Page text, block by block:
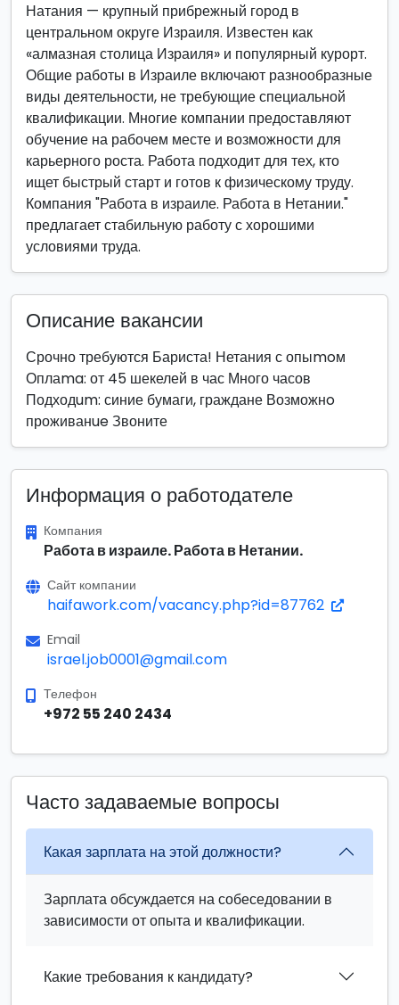
Натания — крупный прибрежный город в
центральном округе Израиля. Известен как
«алмазная столица Израиля» и популярный курорт.
Общие работы в Израиле включают разнообразные
виды деятельности, не требующие специальной
квалификации. Многие компании предоставляют
обучение на рабочем месте и возможности для
карьерного роста. Работа подходит для тех, кто
ищет быстрый старт и готов к физическому труду.
Компания "Работа в израиле. Работа в Нетании."
предлагает стабильную работу с хорошими
условиями труда.
Описание вакансии
Срочно требуются Бариста! Нетания с опыmoм
Оплаma: от 45 шекелей в час Много часов
Подходum: синие бумаги, граждане Возможнo
проживанue Звоните
Информация о работодателе
Компания
Работа в израиле. Работа в Нетании.
Сайт компании
haifawork.com/vacancy.php?id=87762
Email
israel.job0001@gmail.com
Телефон
+972 55 240 2434
Часто задаваемые вопросы
Какая зарплата на этой должности?
Зарплата обсуждается на собеседовании в
зависимости от опыта и квалификации.
Какие требования к кандидату?